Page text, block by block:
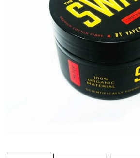
NIKOTINOVÉ SÁČKY
DÁRKOVÉ VOUCHERY
ATOMIZÉRY A CARTRIDGE